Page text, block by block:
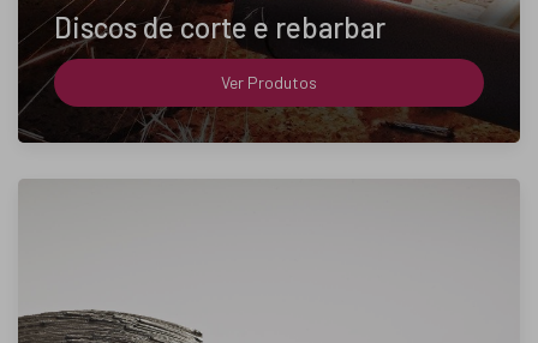
Discos de corte e rebarbar
Ver Produtos